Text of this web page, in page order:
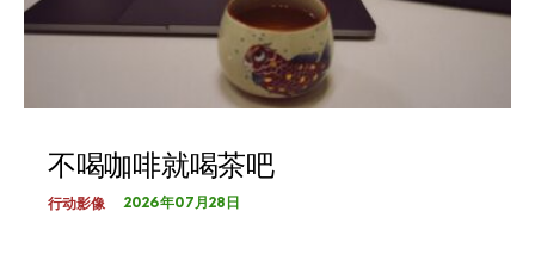
不喝咖啡就喝茶吧
行动影像 2026年07月28日